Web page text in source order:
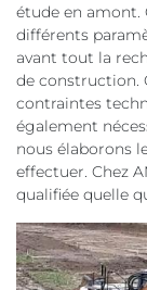
étude en amont.
différents
avant tout la
de construction.
contraintes
également
nous élaborons
effectuer. Chez
qualifiée quelle